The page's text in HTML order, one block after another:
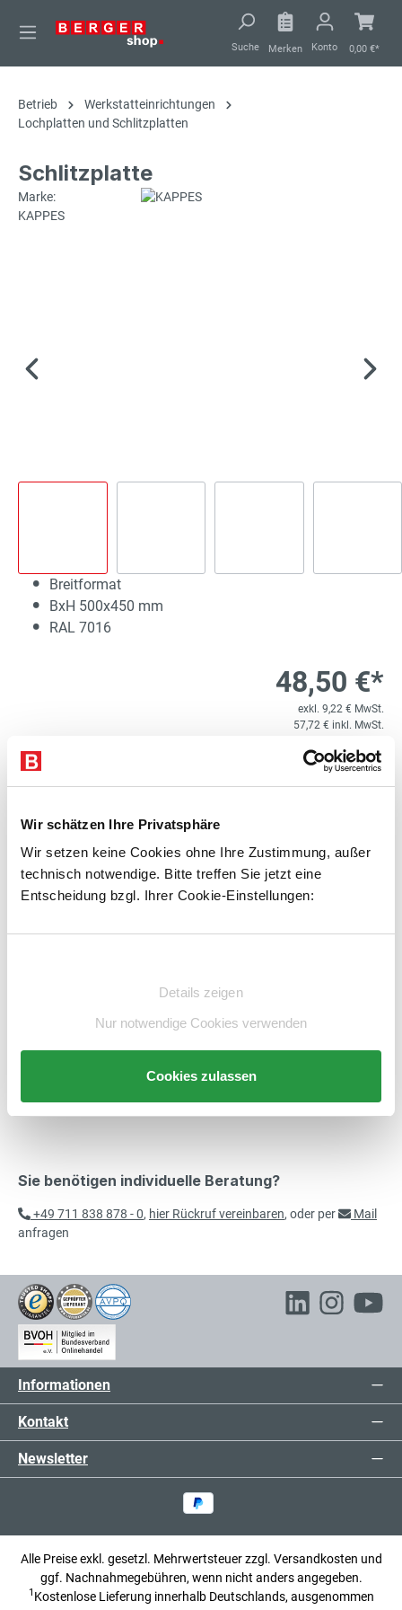
Wir schätzen Ihre Privatsphäre
Wir setzen keine Cookies ohne Ihre Zustimmung, außer
technisch notwendige. Bitte treffen Sie jetzt eine
Entscheidung bzgl. Ihrer Cookie-Einstellungen:
Details zeigen
Nur notwendige Cookies verwenden
Cookies zulassen
springen
Suche Merken Konto 0,00 €*
Betrieb
Werkstatteinrichtungen
Lochplatten und Schlitzplatten
Schlitzplatte
Marke:
KAPPES
Breitformat
BxH 500x450 mm
RAL 7016
48,50 €*
exkl. 9,22 € MwSt.
57,72 € inkl. MwSt.
Lieferzeit 2 Werktage
Kostenloser Versand
Schlitzplatte
106,00 €*
exkl. 20,14 € MwSt.
56,53 € inkl. MwSt.
Schlitzplatte
Schlitzplatte
133,00 €*
exkl. 25,27 € MwSt.
Schlitzplatte
106,00 €*
exkl. 20,14 € MwSt.
Schlitzplatte
157,08 € inkl. MwSt.
72,00 €*
Produkt Anzahl: Gib den gewünschten
STK In den Warenkorb
Technische Daten
Beratung
Sie benötigen individuelle Beratung?
+49 711 838 878 - 0, hier Rückruf vereinbaren, oder per
Mail
anfragen
Informationen
Kontakt
Newsletter
Alle Preise exkl. gesetzl. Mehrwertsteuer zzgl. Versandkosten und
ggf. Nachnahmegebühren, wenn nicht anders angegeben.
1 Kostenlose Lieferung innerhalb Deutschlands, ausgenommen